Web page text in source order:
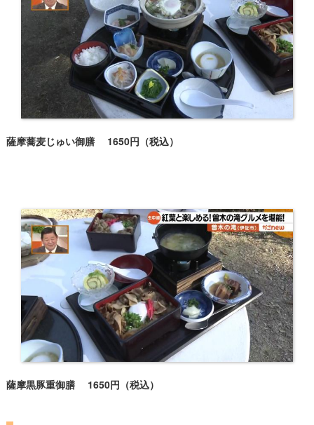
薩摩蕎麦じゅい御膳 1650円（税込）
薩摩黒豚重御膳 1650円（税込）